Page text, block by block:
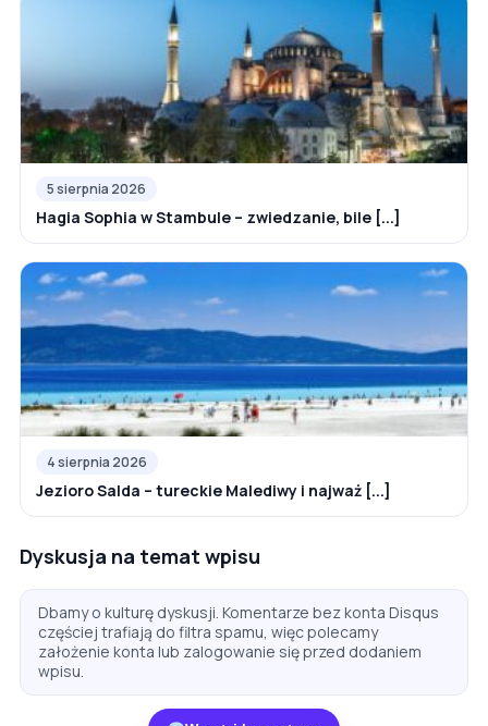
5 sierpnia 2026
Hagia Sophia w Stambule – zwiedzanie, bile [...]
4 sierpnia 2026
Jezioro Salda – tureckie Malediwy i najważ [...]
Dyskusja na temat wpisu
Dbamy o kulturę dyskusji. Komentarze bez konta Disqus
częściej trafiają do filtra spamu, więc polecamy
założenie konta lub zalogowanie się przed dodaniem
wpisu.